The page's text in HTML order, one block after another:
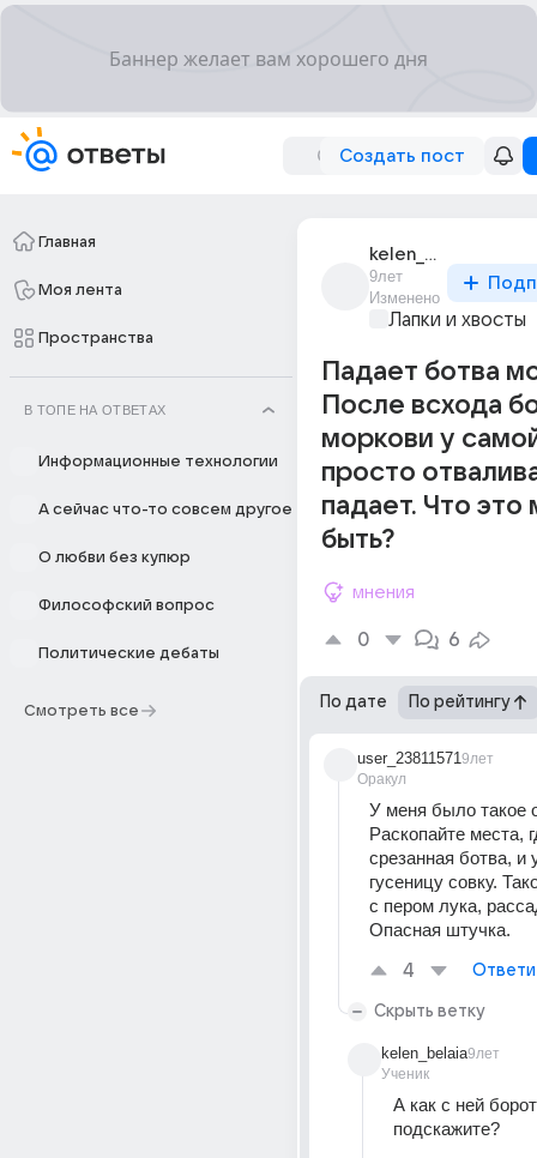
Создать пост
Главная
Моя лента
Пространства
В ТОПЕ НА ОТВЕТАХ
Информационные технологии
А сейчас что-то совсем другое
О любви без купюр
Философский вопрос
Политические дебаты
Смотреть все
kelen_belaia
9лет
Изменено
Лапки и хвосты
Падает ботва
После всхода
моркови у
просто
падает. Что это
быть?
мнения
0 6
По дате По рейтингу
user_23811571
Оракул
9лет
У меня было такое
Раскопайте места,
срезанная ботва, и
гусеницу совку.
с пером лука,
Опасная штучка.
4
Скрыть ветку
kelen_belaia
Ученик
9лет
А как с ней
подскажите?